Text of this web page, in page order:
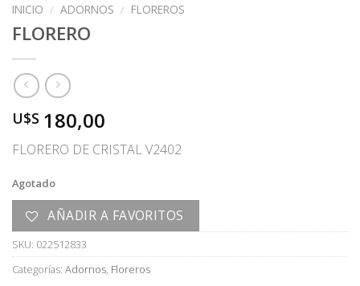
INICIO / ADORNOS / FLOREROS
FLORERO
U$S 180,00
FLORERO DE CRISTAL V2402
Agotado
AÑADIR A FAVORITOS
SKU: 022512833
Categorías: Adornos, Floreros